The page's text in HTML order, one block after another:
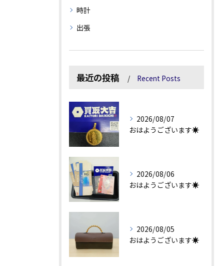
時計
出張
最近の投稿 Recent Posts
2026/08/07
おはようございます☀
2026/08/06
おはようございます☀
2026/08/05
おはようございます☀